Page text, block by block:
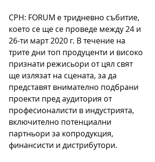
CPH: FORUM е тридневно събитие,
което се ще се проведе между 24 и
26-ти март 2020 г. В течение на
трите дни топ продуценти и високо
признати режисьори от цял ​​свят
ще излязат на сцената, за да
представят внимателно подбрани
проекти пред аудитория от
професионалисти в индустрията,
включително потенциални
партньори за копродукция,
финансисти и дистрибутори.